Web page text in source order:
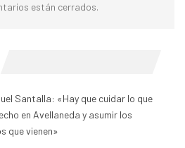
están cerrados.
Santalla: «Hay que cuidar lo que
en Avellaneda y asumir los
que vienen»